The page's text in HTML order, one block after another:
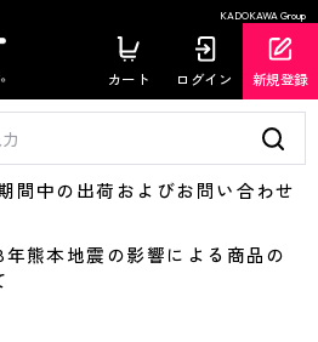
KADOKAWA Group
カート ログイン 新規登録
中の出荷およびお問い合わせ
熊本地震の影響による商品の